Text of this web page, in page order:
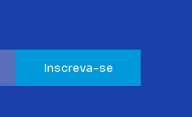
Inscreva-se